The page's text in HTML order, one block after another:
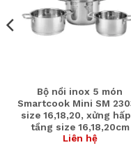
Bộ nồi inox 5 món
Smartcook Mini SM
size 16,18,20, xửng
tầng size 16,18,20cm
Liên hệ